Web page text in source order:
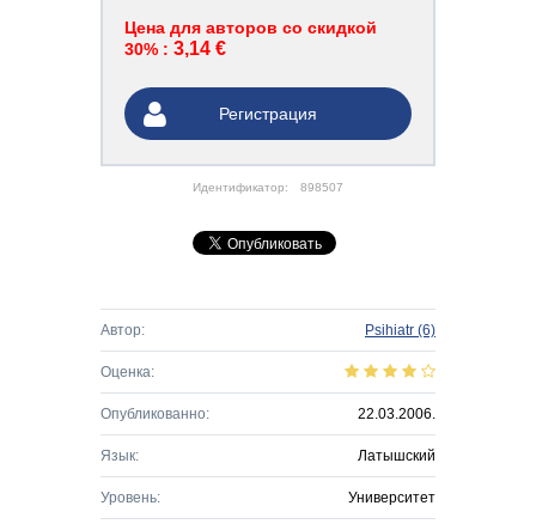
Цена для авторов со скидкой
30% : 3,14 €
Регистрация
Идентификатор: 898507
Автор: Psihiatr (6)
Оценка:
Опубликованно: 22.03.2006.
Язык: Латышский
Уровень: Университет